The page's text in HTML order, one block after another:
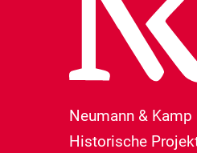
Neumann & Kamp
Historische